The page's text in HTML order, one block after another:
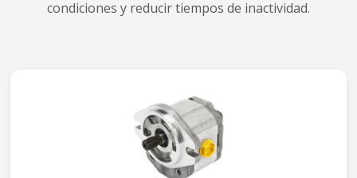
condiciones y reducir tiempos de inactividad.